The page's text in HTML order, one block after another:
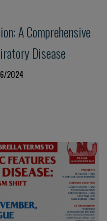
A Comprehensive
Disease
2024